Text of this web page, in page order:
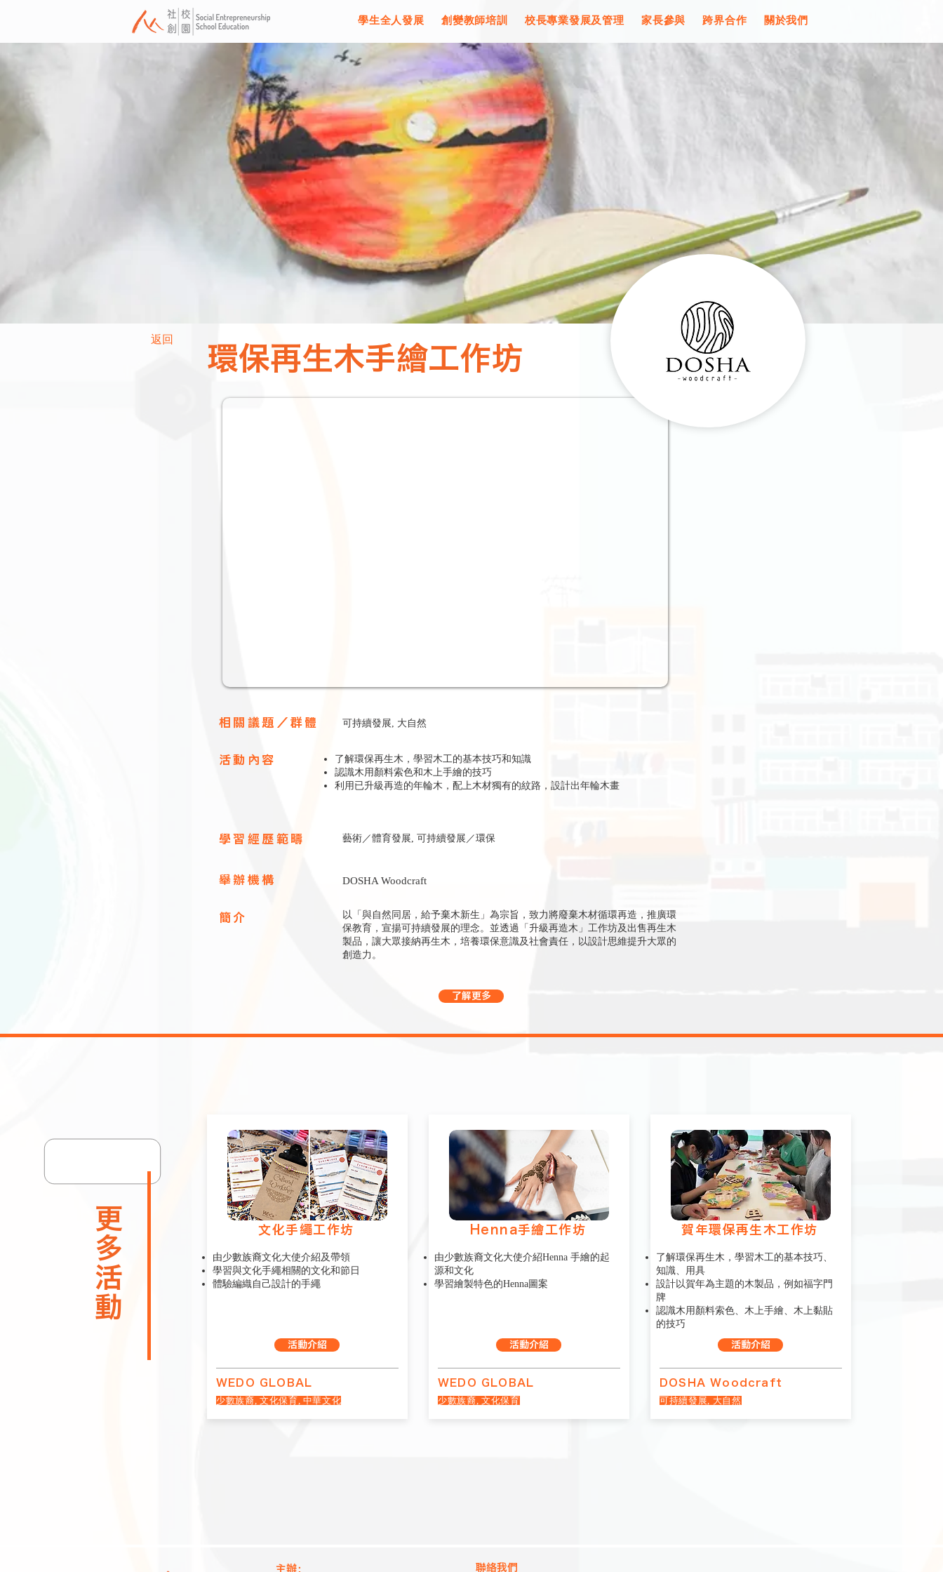
學生全人發展 創變教師培訓 校長專業發展及管理 家長參與 跨界合作 關於我們
返回
環保再生木手繪工作坊
相關議題／群體 可持續發展, 大自然
​活動內容
了解環保再生木，學習木工的基本技巧和知識
認識木用顏料索色和木上手繪的技巧
利用已升級再造的年輪木，配上木材獨有的紋路，設計出年輪木畫
學習經歷範疇 藝術／體育發展, 可持續發展／環保
DOSHA Woodcraft
舉辦機構
簡介
以「與自然同居，給予棄木新生」為宗旨，致力將廢棄木材循環再造，推廣環
保教育，宣揚可持續發展的理念。並透過「升級再造木」工作坊及出售再生木
製品，讓大眾接納再生木，培養環保意識及社會責任，以設計思維提升大眾的
創造力。
了解更多
​更多活動 文化手繩工作坊
由少數族裔文化大使介紹及帶領
學習與文化手繩相關的文化和節日
體驗編織自己設計的手繩
活動介紹
WEDO GLOBAL
少數族裔, 文化保育, 中華文化
Henna手繪工作坊
由少數族裔文化大使介紹Henna 手繪的起
源和文化
學習繪製特色的Henna圖案
活動介紹
WEDO GLOBAL
少數族裔, 文化保育
賀年環保再生木工作坊
了解環保再生木，學習木工的基本技巧、
知識、用具
設計以賀年為主題的木製品，例如福字門
牌
認識木用顏料索色、木上手繪、木上黏貼
的技巧
活動介紹
DOSHA Woodcraft
可持續發展, 大自然
主辦： 聯絡我們